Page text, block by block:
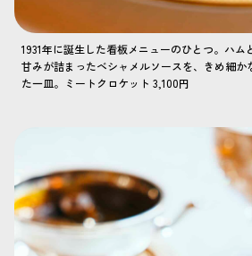
1931年に誕生した看板メニューのひとつ。ハム
甘みが詰まったベシャメルソースを、きめ細か
た一皿。ミートクロケット 3,100円